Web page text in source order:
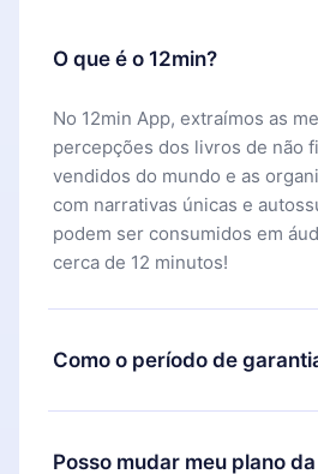
O que é o 12min?
No 12min App, extraímos as
percepções dos livros de não
vendidos do mundo e as
com narrativas únicas e
podem ser consumidos em
cerca de 12 minutos!
Como o período de
Você pode baixar nosso
aproveitar nossa biblioteca. Se
Posso mudar meu plano